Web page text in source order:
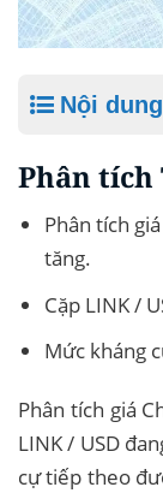
Nội
Phân tích
Phân tích
tăng.
Cặp LINK /
Mức kháng
Phân tích giá
LINK / USD
cự tiếp theo